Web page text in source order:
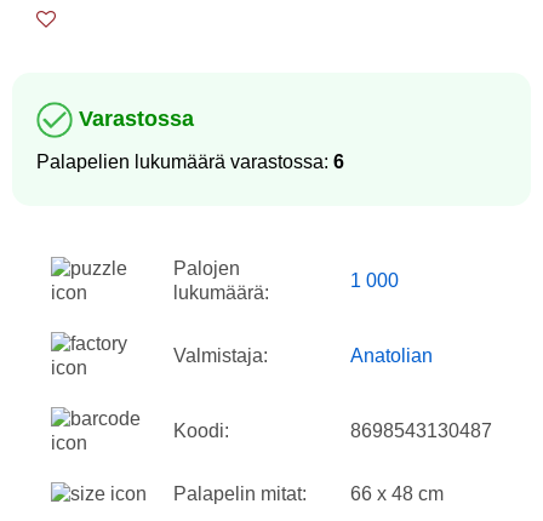
Varastossa
Palapelien lukumäärä varastossa: 6
Palojen
lukumäärä:
1 000
Valmistaja: Anatolian
Koodi: 8698543130487
Palapelin mitat: 66 x 48 cm